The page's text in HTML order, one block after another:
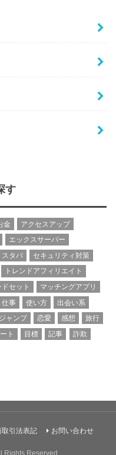
す
金
アクセスアップ
エックスサーバー
スタバ
セキュリティ対策
トレンドアフィリエイト
セット
マッチングアプリ
仕事 使い方
出会い系
ャンプ 恋愛 感想
旅行
ト 目標 記事
詐欺
取引法表記 お問い合わせ
Rights Reserved.